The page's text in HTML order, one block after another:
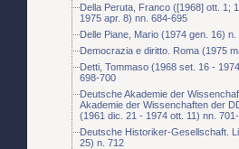
Della Peruta, Franco ([1968] ott. 1;
1975 apr. 8) nn. 684-695
Delle Piane, Mario (1974 gen. 16) n.
Democrazia e diritto. Roma (1975
Detti, Tommaso (1968 set. 16 -
698-700
Deutsche Akademie der
Akademie der Wissenchaften der
(1961 dic. 21 - 1974 ott. 11) nn. 701-
Deutsche Historiker-Gesellschaft.
25) n. 712